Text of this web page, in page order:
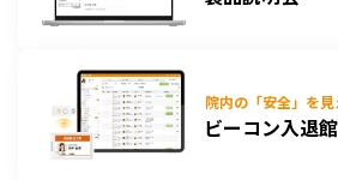
院内の「安全」を
ビーコン入退